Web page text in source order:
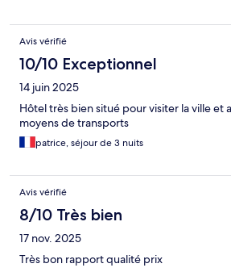
Avis vérifié
10/10 Exceptionnel
14 juin 2025
Hôtel très bien situé pour visiter la ville et
moyens de transports
patrice, séjour de 3 nuits
Avis vérifié
8/10 Très bien
17 nov. 2025
Très bon rapport qualité prix